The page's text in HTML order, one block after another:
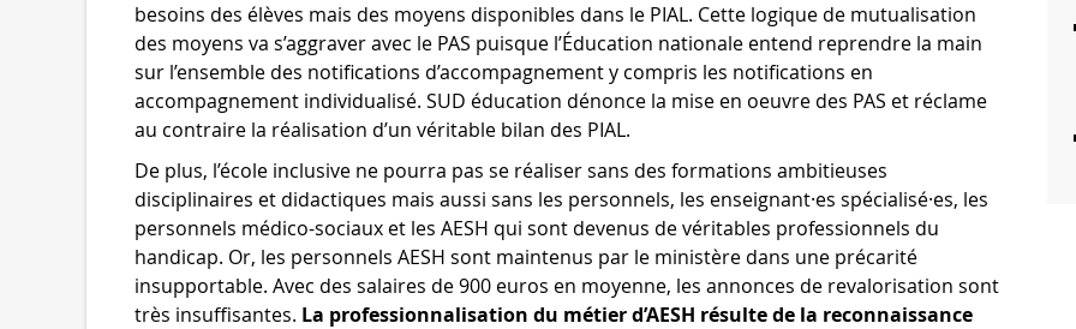
besoins des élèves mais des moyens disponibles dans le PIAL. Cette logique de mutualisation
des moyens va s’aggraver avec le PAS puisque l’Éducation nationale entend reprendre la main
sur l’ensemble des notifications d’accompagnement y compris les notifications en
accompagnement individualisé. SUD éducation dénonce la mise en oeuvre des PAS et réclame
au contraire la réalisation d’un véritable bilan des PIAL.
De plus, l’école inclusive ne pourra pas se réaliser sans des formations ambitieuses
disciplinaires et didactiques mais aussi sans les personnels, les enseignant·es spécialisé·es, les
personnels médico-sociaux et les AESH qui sont devenus de véritables professionnels du
handicap. Or, les personnels AESH sont maintenus par le ministère dans une précarité
insupportable. Avec des salaires de 900 euros en moyenne, les annonces de revalorisation sont
très insuffisantes. La professionnalisation du métier d’AESH résulte de la reconnaissance